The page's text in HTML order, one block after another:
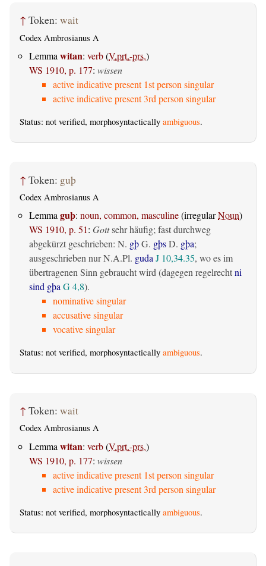
↑ Token: wait
Codex Ambrosianus A
Lemma witan: verb(V.prt.-prs.)
WS 1910, p. 177: wissen
active indicative present 1st person singular
active indicative present 3rd person singular
Status: not verified, morphosyntactically ambiguous.
↑ Token: guþ
Codex Ambrosianus A
Lemmaguþ: noun, common, masculine(irregularNoun)
WS 1910, p. 51: Gottsehr häufig; fast durchweg
abgekürzt geschrieben: N. gþG. gþsD. gþa;
ausgeschrieben nur N.A.Pl. gudaJ 10,34.35, wo es im
übertragenen Sinn gebraucht wird (dagegen regelrechtni
sind gþaG 4,8).
nominative singular
accusative singular
vocative singular
Status: not verified, morphosyntactically ambiguous.
↑ Token: wait
Codex Ambrosianus A
Lemma witan: verb(V.prt.-prs.)
WS 1910, p. 177: wissen
active indicative present 1st person singular
active indicative present 3rd person singular
Status: not verified, morphosyntactically ambiguous.